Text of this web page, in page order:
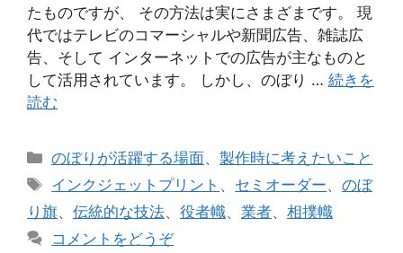
たものですが、 その方法は実にさまざまです。 現
代ではテレビのコマーシャルや新聞広告、雑誌広
告、そして インターネットでの広告が主なものと
して活用されています。 しかし、のぼり … 続きを
読む
カ
テ
ゴ
リ
ー
のぼりが活躍する場面、製作時に考えたいこと
タ
グ
インクジェットプリント 、 セミオーダー、のぼ
り旗、 伝統的な技法、 役者幟、 業者、 相撲幟
コメントをどうぞ